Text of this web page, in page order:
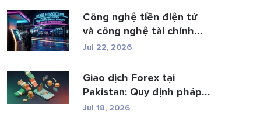
Công nghệ tiền điện tử
và công nghệ tài chính
đan...
Jul 22, 2026
Giao dịch Forex tại
Pakistan: Quy định pháp
luật, các n...
Jul 18, 2026